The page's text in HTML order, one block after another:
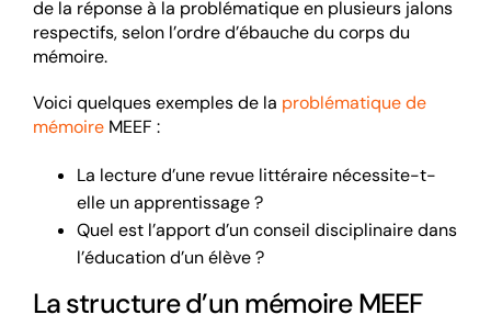
de la réponse à la problématique en plusieurs jalons
respectifs, selon l’ordre d’ébauche du corps du
mémoire.
Voici quelques exemples de la problématique de
mémoireMEEF :
La lecture d’une revue littéraire nécessite-t-
elle un apprentissage ?
Quel est l’apport d’un conseil disciplinaire dans
l’éducation d’un élève ?
La structure d’un mémoire MEEF